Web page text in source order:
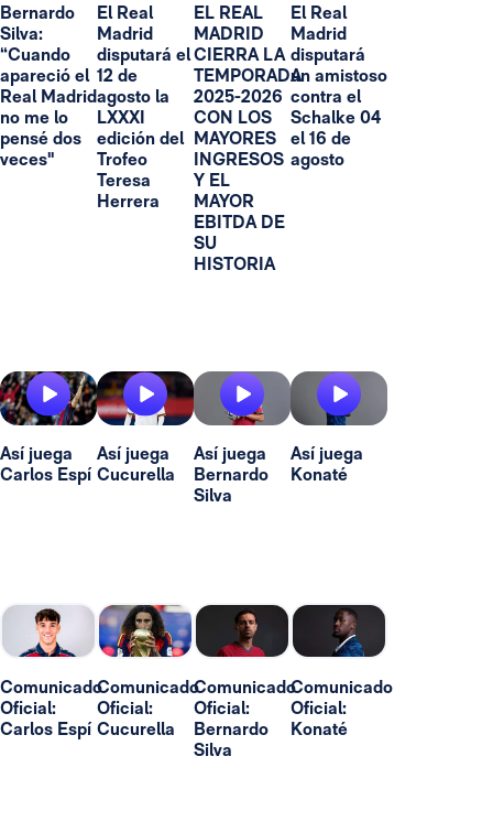
Bernardo
Silva:
“Cuando
apareció el
Real Madrid
no me lo
pensé dos
veces"
El Real
Madrid
disputará el
12 de
agosto la
LXXXI
edición del
Trofeo
Teresa
Herrera
EL REAL
MADRID
CIERRA LA
TEMPORADA
2025-2026
CON LOS
MAYORES
INGRESOS
Y EL
MAYOR
EBITDA DE
SU
HISTORIA
El Real
Madrid
disputará
un amistoso
contra el
Schalke 04
el 16 de
agosto
Así juega
Carlos Espí
Así juega
Cucurella
Así juega
Bernardo
Silva
Así juega
Konaté
Comunicado
Oficial:
Carlos Espí
Comunicado
Oficial:
Cucurella
Comunicado
Oficial:
Bernardo
Silva
Comunicado
Oficial:
Konaté